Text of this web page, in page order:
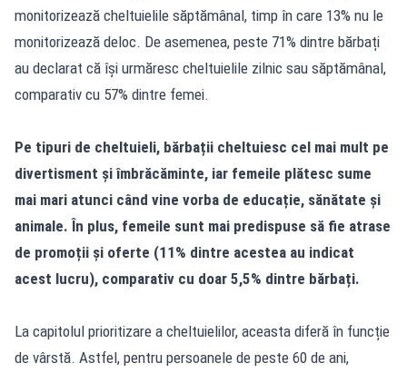
monitorizează cheltuielile săptămânal, timp în care 13% nu le
monitorizează deloc. De asemenea, peste 71% dintre bărbați
au declarat că își urmăresc cheltuielile zilnic sau săptămânal,
comparativ cu 57% dintre femei.
Pe tipuri de cheltuieli, bărbații cheltuiesc cel mai mult pe
divertisment și îmbrăcăminte, iar femeile plătesc sume
mai mari atunci când vine vorba de educație, sănătate și
animale. În plus, femeile sunt mai predispuse să fie atrase
de promoții și oferte (11% dintre acestea au indicat
acest lucru), comparativ cu doar 5,5% dintre bărbați.
La capitolul prioritizare a cheltuielilor, aceasta diferă în funcție
de vârstă. Astfel, pentru persoanele de peste 60 de ani,